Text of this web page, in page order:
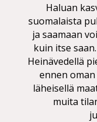
Haluan
suomalaista
ja saamaan
kuin itse
Heinävedellä
ennen
läheisellä
muita